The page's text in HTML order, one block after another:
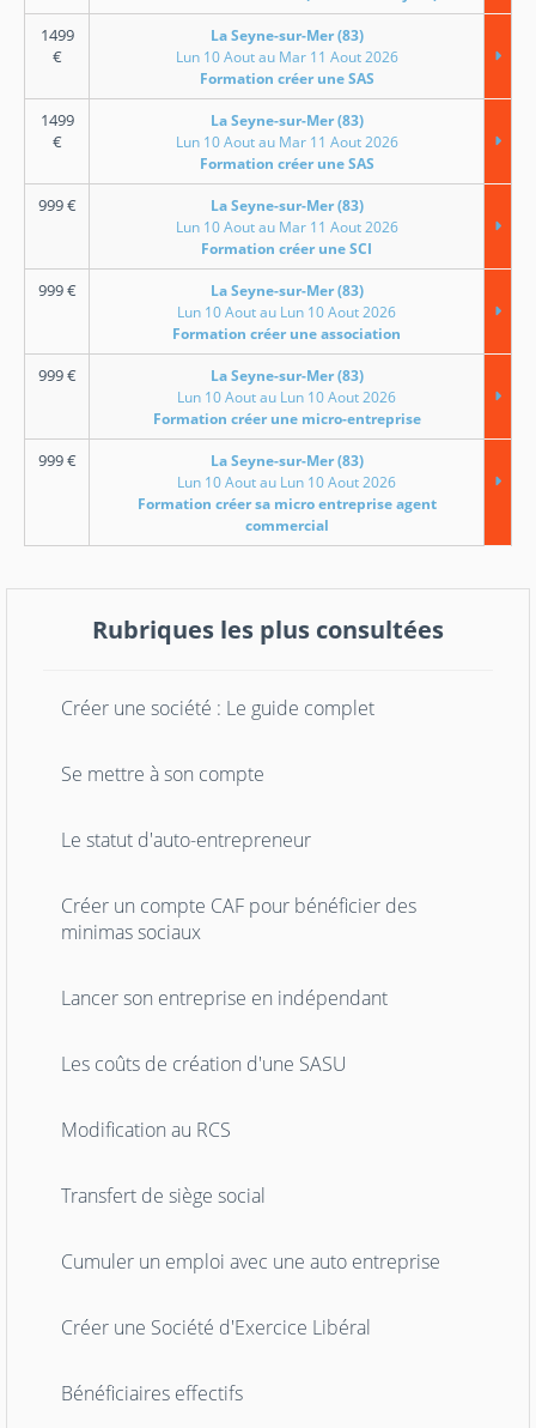
1499
€
La Seyne-sur-Mer (83)
Lun 10 Aout au Mar 11 Aout 2026
Formation créer une SAS
1499
€
La Seyne-sur-Mer (83)
Lun 10 Aout au Mar 11 Aout 2026
Formation créer une SAS
999€
La Seyne-sur-Mer (83)
Lun 10 Aout au Mar 11 Aout 2026
Formation créer une SCI
999€
La Seyne-sur-Mer (83)
Lun 10 Aout au Lun 10 Aout 2026
Formation créer une association
999€
La Seyne-sur-Mer (83)
Lun 10 Aout au Lun 10 Aout 2026
Formation créer une micro-entreprise
999€
La Seyne-sur-Mer (83)
Lun 10 Aout au Lun 10 Aout 2026
Formation créer sa micro entreprise agent
commercial
Rubriques les plus consultées
Créer une société : Le guide complet
Se mettre à son compte
Le statut d'auto-entrepreneur
Créer un compte CAF pour bénéficier des
minimas sociaux
Lancer son entreprise en indépendant
Les coûts de création d'une SASU
Modification au RCS
Transfert de siège social
Cumuler un emploi avec une auto entreprise
Créer une Société d'Exercice Libéral
Bénéficiaires effectifs